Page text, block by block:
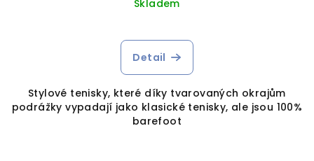
Skladem
Detail
Stylové tenisky, které díky tvarovaných okrajům
podrážky vypadají jako klasické tenisky, ale jsou 100%
barefoot